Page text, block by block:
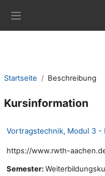
Startseite Beschreibung
Kursinformation
Vortragstechnik, Modul 3 -
https://www.rwth-
Semester: